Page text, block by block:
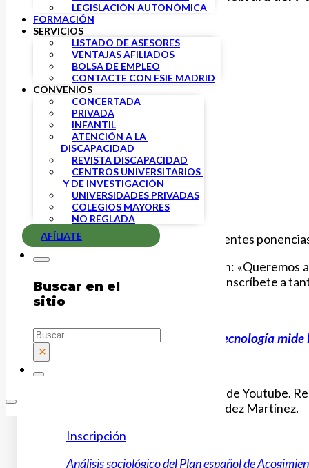
LEGISLACIÓN AUTONÓMICA
FORMACIÓN
SERVICIOS
LISTADO DE ASESORES
VENTAJAS AFILIADOS
BOLSA DE EMPLEO
CONTACTE CON FSIE MADRID
CONVENIOS
CONCERTADA
PRIVADA
INFANTIL
ATENCIÓN A LA
DISCAPACIDAD
REVISTA DISCAPACIDAD
CENTROS UNIVERSITARIOS
Y DE INVESTIGACIÓN
UNIVERSIDADES PRIVADAS
COLEGIOS MAYORES
NO REGLADA
AFÍLIATE
Buscar en el
sitio
Buscar
×
Te animamos a que revises las siguientes
Desde la Universidad UDIMA dicen: «Queremos
ponencias online y una presencial. Inscríbete a
Neuromarketing, cuando la tecnología mide
Retransmisión online a través de Youtube.
Ponente: Luis Manuel Fernández Martínez.
Inscripción
Análisis sociológico del Plan español de